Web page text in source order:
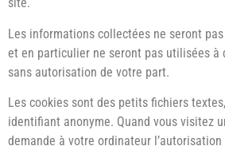
site.
Les informations collectées ne seront
et en particulier ne seront pas utilisées à
sans autorisation de votre part.
Les cookies sont des petits fichiers
identifiant anonyme. Quand vous visitez
demande à votre ordinateur